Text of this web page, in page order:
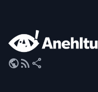
publicrss_feed share